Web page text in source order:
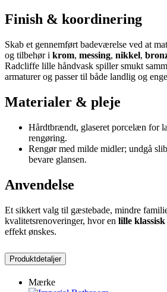
Finish & koordinering
Skab et gennemført badeværelse ved at
og tilbehør i krom, messing, nikkel,
Radcliffe lille håndvask spiller smukt
armaturer og passer til både landlig og
Materialer & pleje
Hårdtbrændt, glaseret porcelæn for
rengøring.
Rengør med milde midler; undgå
bevare glansen.
Anvendelse
Et sikkert valg til gæstebade, mindre
kvalitetsrenoveringer, hvor en lille
effekt ønskes.
Produktdetaljer
Mærke